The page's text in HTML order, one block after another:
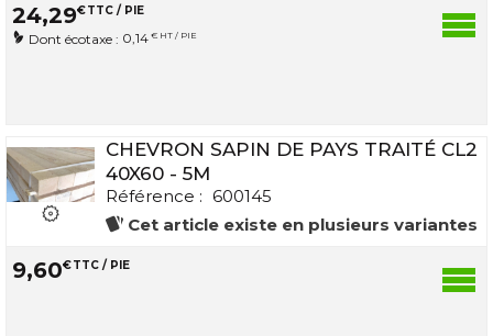
24,29€TTC / PIE
Dont écotaxe : 0,14 € HT / PIE
CHEVRON SAPIN DE PAYS TRAITÉ CL2
40X60 - 5M
Référence : 600145
Cet article existe en plusieurs variantes
9,60€TTC / PIE